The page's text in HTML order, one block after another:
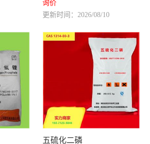
询价
更新时间：2026/08/10
五硫化二磷